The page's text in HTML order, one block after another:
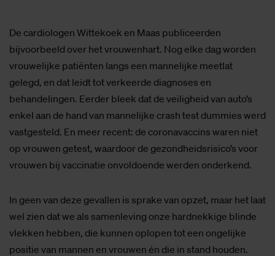
De cardiologen Wittekoek en Maas publiceerden
bijvoorbeeld over het vrouwenhart. Nog elke dag worden
vrouwelijke patiënten langs een mannelijke meetlat
gelegd, en dat leidt tot verkeerde diagnoses en
behandelingen. Eerder bleek dat de veiligheid van auto’s
enkel aan de hand van mannelijke crash test dummies werd
vastgesteld. En meer recent: de coronavaccins waren niet
op vrouwen getest, waardoor de gezondheidsrisico’s voor
vrouwen bij vaccinatie onvoldoende werden onderkend.
In geen van deze gevallen is sprake van opzet, maar het laat
wel zien dat we als samenleving onze hardnekkige blinde
vlekken hebben, die kunnen oplopen tot een ongelijke
positie van mannen en vrouwen én die in stand houden.